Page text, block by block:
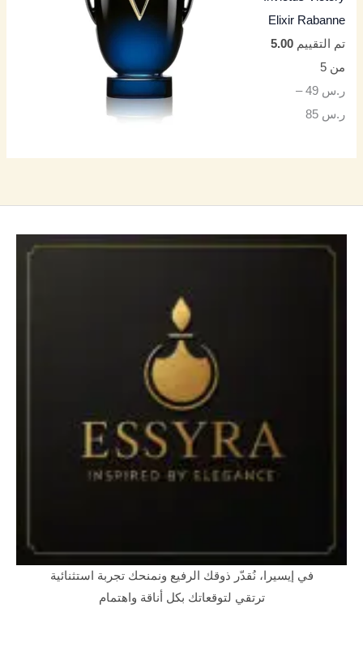
Elixir Rabanne
تم التقييم5.00
من 5
ر.س 49
–
ر.س 85
في إيسيرا، نُقدّر ذوقك الرفيع ونمنحك تجربة استثنائية
ترتقي لتوقعاتك بكل أناقة واهتمام